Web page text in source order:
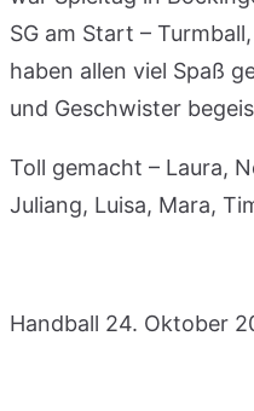
SG am Start –
haben allen viel Spaß
und Geschwister
Toll gemacht – Laura,
Juliang, Luisa, Mara,
Handball 24. Oktober